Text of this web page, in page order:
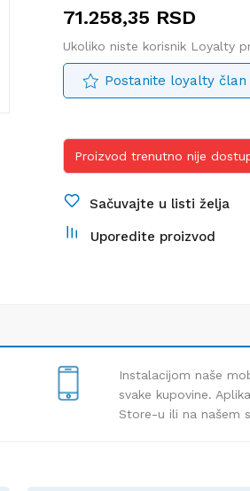
71.258,35 RSD
Ukoliko niste korisnik Loyalty
Postanite loyalty član
Proizvod trenutno nije
Sačuvajte u listi želja
Uporedite proizvod
Instalacijom naše
svake kupovine.
Store-u ili na našem